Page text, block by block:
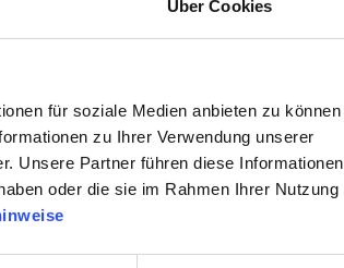
Über Cookies
für soziale Medien anbieten zu können
zu Ihrer Verwendung unserer
Unsere Partner führen diese Informationen
oder die sie im Rahmen Ihrer Nutzung
E-PAPER
PDF
AUSLAGESTELLEN